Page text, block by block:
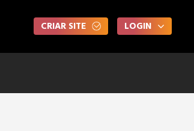
CRIAR SITE LOGIN